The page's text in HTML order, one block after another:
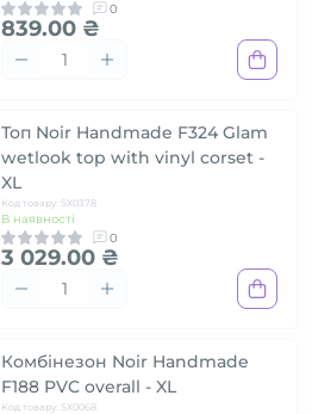
0
839.00 ₴
Топ Noir Handmade F324 Glam
wetlook top with vinyl corset -
XL
Код товару: SX0378
В наявності
0
3 029.00 ₴
Комбінезон Noir Handmade
F188 PVC overall - XL
Код товару: SX0068